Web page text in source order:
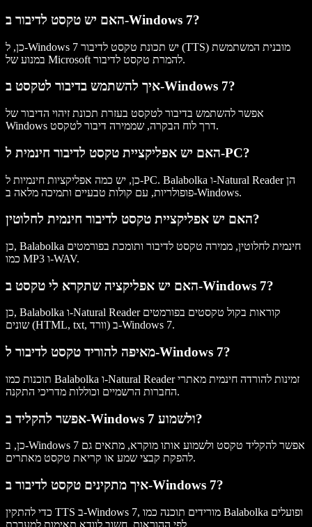
האם יש טקסט לדיבור ב-Windows 7?
כן, ל-Windows 7 יש תכונת טקסט לדיבור (TTS) מובנית המשתמשת
במנוע של Microsoft להמרת טקסט לדיבור.
איך להשתמש בדיבור לטקסט ב-Windows 7?
אפשר להשתמש בדיבור לטקסט בעזרת תכונת זיהוי הדיבור של
Windows דרך לוח הבקרה, שממירה דיבור לטקסט.
האם יש אפליקציית טקסט לדיבור חינמית ל-PC?
כן, יש כמה אפליקציות חינמיות ל-PC. Balabolka ו-Natural Reader הן
פופולריות, עם קולות טבעיים ותמיכה מלאה ב-Windows.
האם יש אפליקציית טקסט לדיבור חינמית לחלוטין?
כן, Balabolka חינמית לחלוטין, ממירה טקסט לדיבור ותומכת בפורמטים
כמו MP3 ו-WAV.
האם יש אפליקציה שתקרא לי טקסט ב-Windows 7?
כן, Balabolka ו-Natural Reader קוראות בקול טקסטים בפורמטים
שונים (HTML, txt, וורד) ב-Windows 7.
מאיפה להוריד טקסט לדיבור ל-Windows 7?
תוכנות כמו Balabolka ו-Natural Reader זמינות להורדה חינמית מאתרי
החברות הרשמיים וכוללות מדריכי התקנה.
אפשר להקליד ב-Windows 7 ולשמוע?
כן, ב-Windows 7 אפשר להקליד טקסט ולשמוע אותו מוקרא, מתאים גם
להפקת קבצי שמע או קריאת טקסט מאתרים.
איך מתקינים טקסט לדיבור ב-Windows 7?
כדי להתקין TTS ב-Windows 7, מורידים תוכנה כמו Balabolka ופועלים